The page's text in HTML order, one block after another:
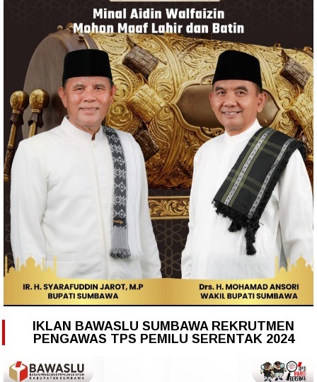
IKLAN BAWASLU SUMBAWA REKRUTMEN
PENGAWAS TPS PEMILU SERENTAK 2024